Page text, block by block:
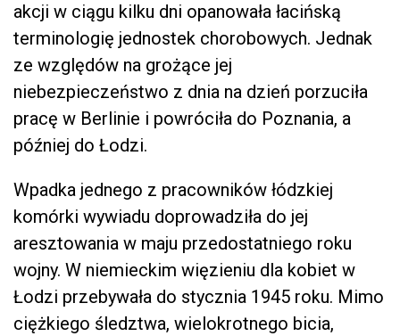
akcji w ciągu kilku dni opanowała łacińską
terminologię jednostek chorobowych. Jednak
ze względów na grożące jej
niebezpieczeństwo z dnia na dzień porzuciła
pracę w Berlinie i powróciła do Poznania, a
później do Łodzi.
Wpadka jednego z pracowników łódzkiej
komórki wywiadu doprowadziła do jej
aresztowania w maju przedostatniego roku
wojny. W niemieckim więzieniu dla kobiet w
Łodzi przebywała do stycznia 1945 roku. Mimo
ciężkiego śledztwa, wielokrotnego bicia,